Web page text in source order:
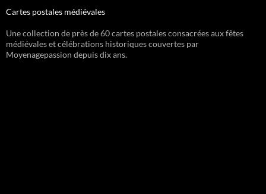
Cartes postales médiévales
Une collection de près de 60 cartes postales consacrées aux fêtes
médiévales et célébrations historiques couvertes par
Moyenagepassion depuis dix ans.